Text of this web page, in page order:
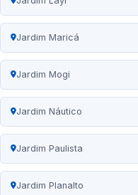
Jardim Maricá
Jardim Mogi
Jardim Náutico
Jardim Paulista
Jardim Planalto